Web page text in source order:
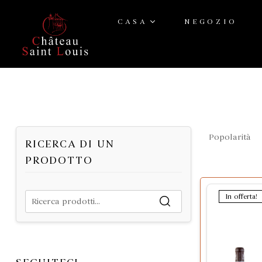
CASA NEGOZIO
In offerta!
RICERCA DI UN
PRODOTTO